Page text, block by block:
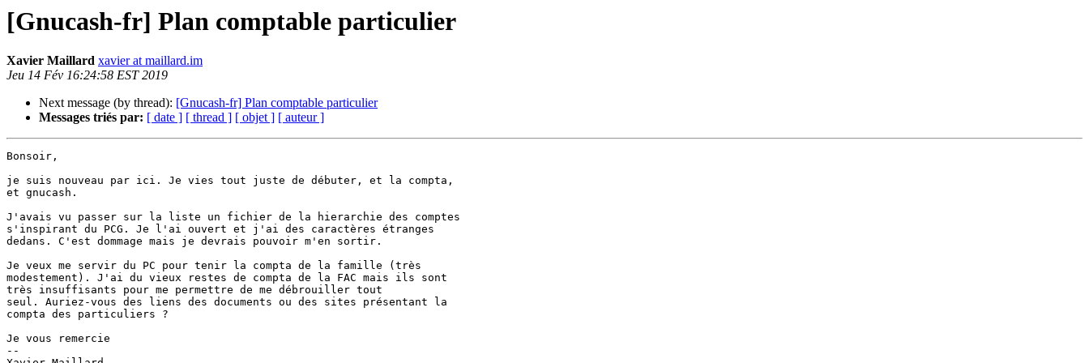
[Gnucash-fr] Plan comptable particulier
Xavier Maillard xavier at maillard.im
Jeu 14 Fév 16:24:58 EST 2019
Next message (by thread): [Gnucash-fr] Plan comptable particulier
Messages triés par: [ date ] [ thread ] [ objet ] [ auteur ]
Bonsoir,
je suis nouveau par ici. Je vies tout juste de débuter, et la compta,
et gnucash.
J'avais vu passer sur la liste un fichier de la hierarchie des comptes
s'inspirant du PCG. Je l'ai ouvert et j'ai des caractères étranges
dedans. C'est dommage mais je devrais pouvoir m'en sortir.
Je veux me servir du PC pour tenir la compta de la famille (très
modestement). J'ai du vieux restes de compta de la FAC mais ils sont
très insuffisants pour me permettre de me débrouiller tout
seul. Auriez-vous des liens des documents ou des sites présentant la
compta des particuliers ?
Je vous remercie
--